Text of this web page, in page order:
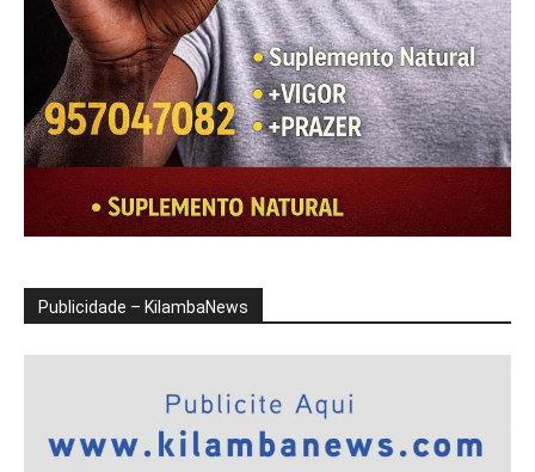
Publicidade – KilambaNews